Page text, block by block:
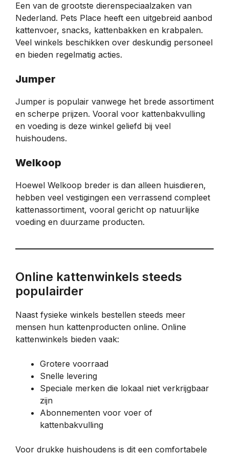
Een van de grootste dierenspeciaalzaken van
Nederland. Pets Place heeft een uitgebreid aanbod
kattenvoer, snacks, kattenbakken en krabpalen.
Veel winkels beschikken over deskundig personeel
en bieden regelmatig acties.
Jumper
Jumper is populair vanwege het brede assortiment
en scherpe prijzen. Vooral voor kattenbakvulling
en voeding is deze winkel geliefd bij veel
huishoudens.
Welkoop
Hoewel Welkoop breder is dan alleen huisdieren,
hebben veel vestigingen een verrassend compleet
kattenassortiment, vooral gericht op natuurlijke
voeding en duurzame producten.
Online kattenwinkels steeds
populairder
Naast fysieke winkels bestellen steeds meer
mensen hun kattenproducten online. Online
kattenwinkels bieden vaak:
Grotere voorraad
Snelle levering
Speciale merken die lokaal niet verkrijgbaar
zijn
Abonnementen voor voer of
kattenbakvulling
Voor drukke huishoudens is dit een comfortabele